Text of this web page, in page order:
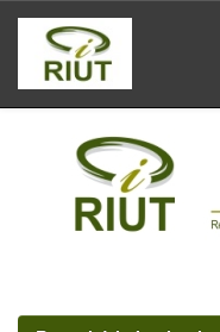
Skip
navigation